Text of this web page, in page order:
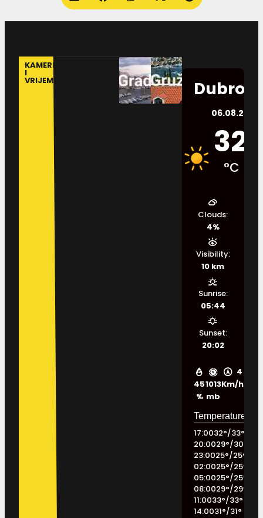
KAMERE
I
VRIJEME
06.08.2026.
32
°C
45
%
1013
mb
4
Km/h
Clouds:
4%
Visibility:
10 km
Sunrise:
05:44
Sunset:
20:02
17:0032°/33°
20:0029°/30
23:0025°/25°
02:0025°/25°
05:0025°/25°
08:0029°/29°
11:0033°/33°
14:0031°/31°